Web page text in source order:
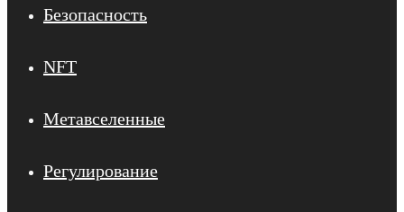
Безопасность
NFT
Метавселенные
Регулирование